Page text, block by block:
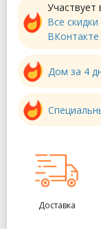
Участвует
Все
ВКонтакте
Дом за 4
Доставка